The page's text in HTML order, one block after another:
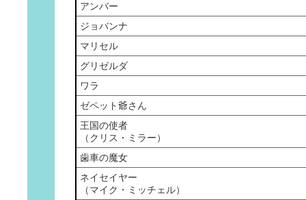
アンバー
ジョバンナ
マリセル
グリゼルダ
ワラ
ゼペット爺さん
王国の使者
（クリス・ミラー）
歯車の魔女
ネイセイヤー
（マイク・ミッチェル）